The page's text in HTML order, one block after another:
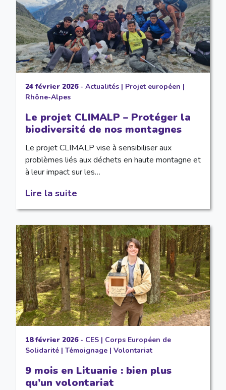
24 février 2026- Actualités| Projet européen |
Rhône-Alpes
Le projet CLIMALP – Protéger la
biodiversité de nos montagnes
Le projet CLIMALP vise à sensibiliser aux
problèmes liés aux déchets en haute montagne et
à leur impact sur les…
Lire la suite
18 février 2026- CES| Corps Européen de
Solidarité| Témoignage| Volontariat
9 mois en Lituanie : bien plus
qu’un volontariat